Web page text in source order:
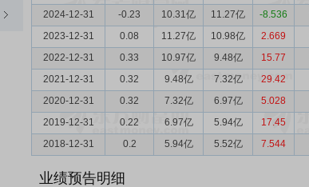
2024-12-31
-0.23 10.31亿 11.27亿 -8.536
2023-12-31
0.08 11.27亿 10.98亿 2.669
2022-12-31
0.33 10.97亿 9.48亿 15.77
2021-12-31
0.32 9.48亿 7.32亿 29.42
2020-12-31
0.32 7.32亿 6.97亿 5.028
2019-12-31
0.22 6.97亿 5.94亿 17.45
2018-12-31
0.2 5.94亿 5.52亿 7.544
业绩预告明细